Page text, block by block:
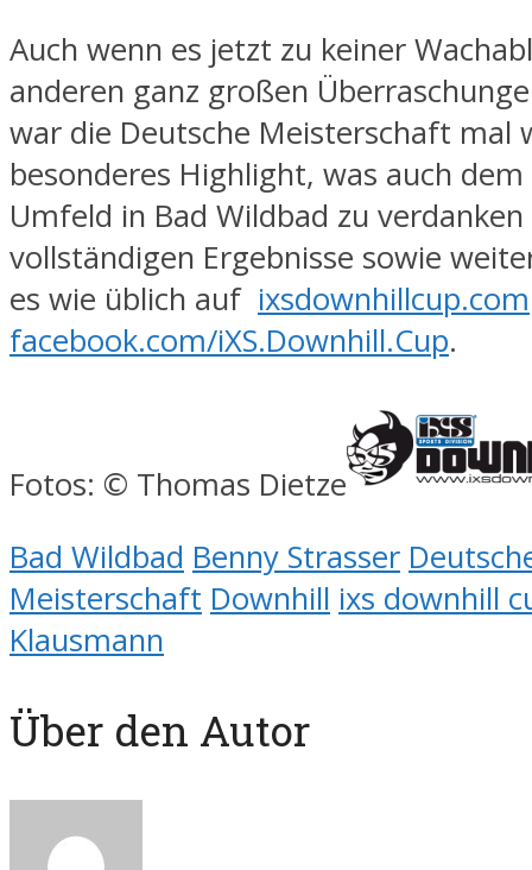
Auch wenn es jetzt zu keiner
anderen ganz großen
war die Deutsche Meisterschaft mal
besonderes Highlight, was auch
Umfeld in Bad Wildbad zu
vollständigen Ergebnisse sowie
es wie üblich auf ixsdownhillcup.com
facebook.com/iXS.Downhill.Cup.
Fotos: © Thomas Dietze
Bad Wildbad Benny Strasser
Meisterschaft Downhill ixs downhill
Klausmann
Über den Autor